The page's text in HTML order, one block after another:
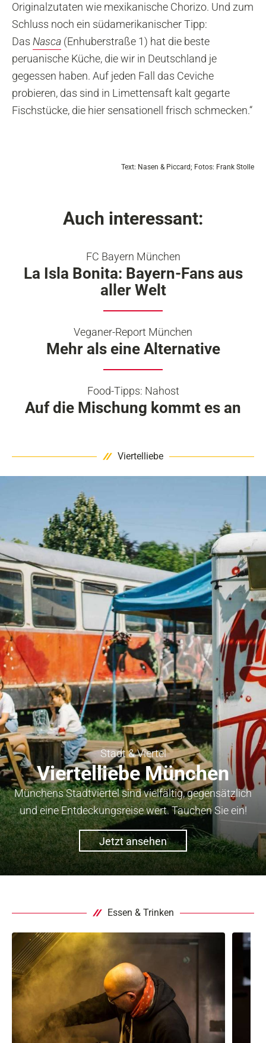
Originalzutaten wie mexikanische Chorizo. Und zum
Schluss noch ein südamerikanischer Tipp:
Das Nasca (Enhuberstraße 1) hat die beste
peruanische Küche, die wir in Deutschland je
gegessen haben. Auf jeden Fall das Ceviche
probieren, das sind in Limettensaft kalt gegarte
Fischstücke, die hier sensationell frisch schmecken.“
Text: Nasen & Piccard; Fotos: Frank Stolle
Auch interessant:
FC Bayern München
La Isla Bonita: Bayern-Fans aus
aller Welt
Veganer-Report München
Mehr als eine Alternative
Food-Tipps: Nahost
Auf die Mischung kommt es an
Viertelliebe
Stadt & Viertel
Viertelliebe München
Münchens Stadtviertel sind vielfältig, gegensätzlich
und eine Entdeckungsreise wert. Tauchen Sie ein!
Jetzt ansehen
Essen & Trinken